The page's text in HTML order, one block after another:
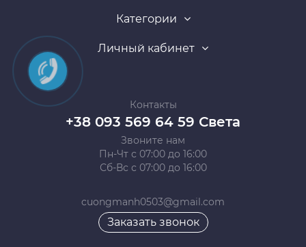
Категории
Личный кабинет
Контакты
+38 093 569 64 59 Света
Звоните нам
Пн-Чт с 07:00 до 16:00
Сб-Вс с 07:00 до 16:00
cuongmanh0503@gmail.com
Заказать звонок